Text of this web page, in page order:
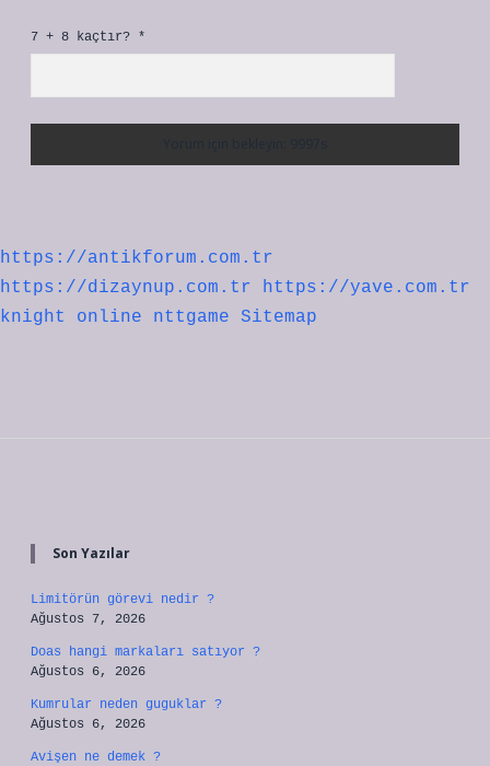
7 + 8 kaçtır? *
https://antikforum.com.tr
https://dizaynup.com.tr
https://yave.com.tr
knight online
nttgame Sitemap
Son Yazılar
Limitörün görevi nedir ?
Ağustos 7, 2026
Doas hangi markaları satıyor ?
Ağustos 6, 2026
Kumrular neden guguklar ?
Ağustos 6, 2026
Avişen ne demek ?